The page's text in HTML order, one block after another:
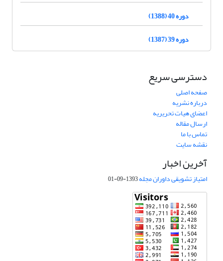
دوره 40 (1388)
دوره 39 (1387)
دسترسی سریع
صفحه اصلی
درباره نشریه
اعضای هیات تحریریه
ارسال مقاله
تماس با ما
نقشه سایت
آخرین اخبار
امتیاز تشویقی داوران مجله1393-09-01